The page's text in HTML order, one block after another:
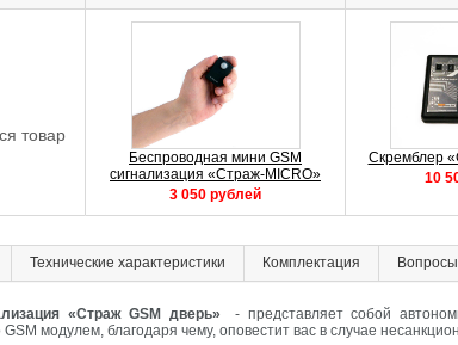
товар
Беспроводная мини GSM
сигнализация «Страж-MICRO»
3 050 рублей
Скремблер
10
Технические характеристики Комплектация
«Страж GSM дверь» - представляет собой
модулем, благодаря чему, оповестит вас в случае